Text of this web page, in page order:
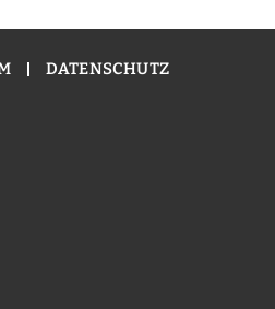
DATENSCHUTZ